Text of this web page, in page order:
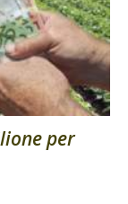
per